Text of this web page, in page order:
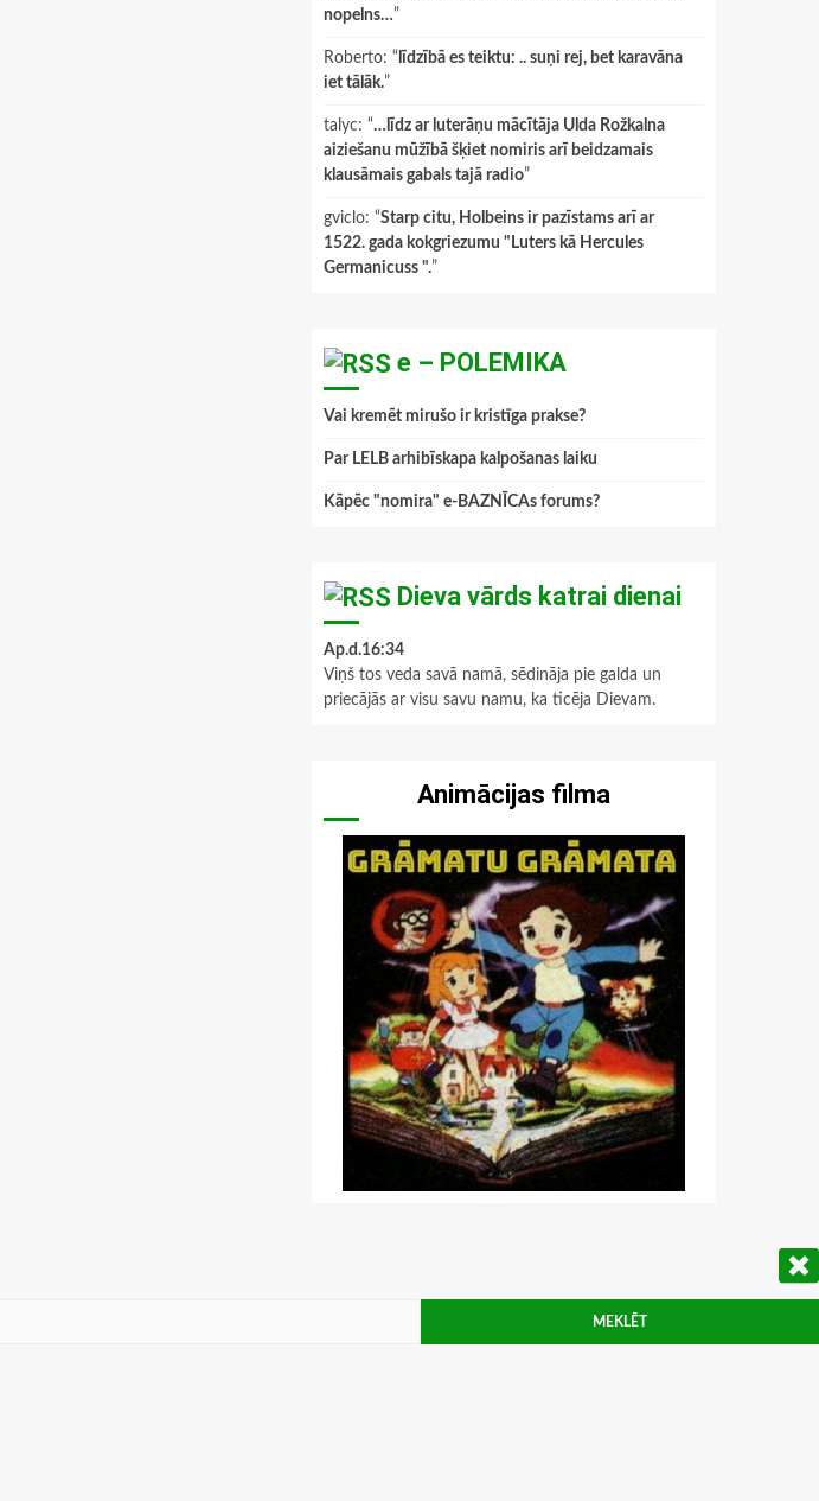
nopelns…”
Roberto: “ līdzībā es teiktu: .. suņi rej, bet karavāna
iet tālāk.”
talyc: “…līdz ar luterāņu mācītāja Ulda Rožkalna
aiziešanu mūžībā šķiet nomiris arī beidzamais
klausāmais gabals tajā radio”
gviclo: “Starp citu, Holbeins ir pazīstams arī ar
1522. gada kokgriezumu "Luters kā Hercules
Germanicuss ".”
e – POLEMIKA
Vai kremēt mirušo ir kristīga prakse?
Par LELB arhibīskapa kalpošanas laiku
Kāpēc "nomira" e-BAZNĪCAs forums?
Dieva vārds katrai dienai
Ap.d.16:34
Viņš tos veda savā namā, sēdināja pie galda un
priecājās ar visu savu namu, ka ticēja Dievam.
Animācijas filma